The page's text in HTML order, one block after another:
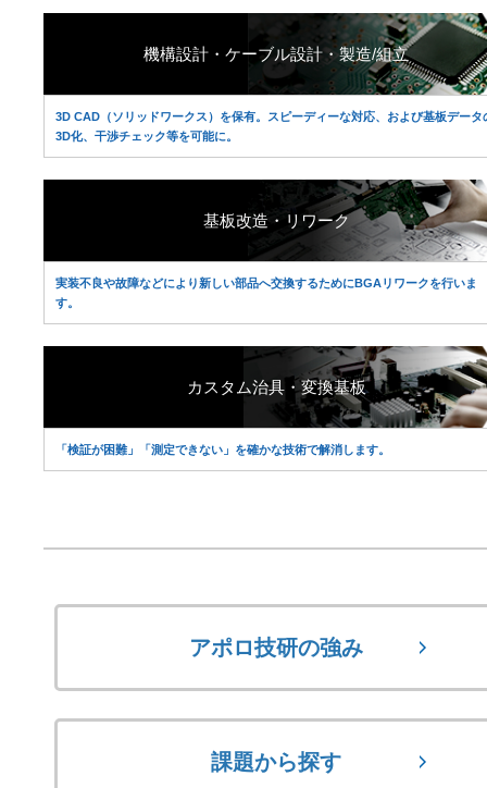
機構設計・ケーブル設計・製造/組立
3D CAD（ソリッドワークス）を保有。スピーディーな対応、および基板データ
3D化、干渉チェック等を可能に。
基板改造・リワーク
実装不良や故障などにより新しい部品へ交換するためにBGAリワークを行いま
す。
カスタム治具・変換基板
「検証が困難」「測定できない」を確かな技術で解消します。
アポロ技研の強み
課題から探す